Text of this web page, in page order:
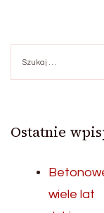
Ostatnie
wiele lat